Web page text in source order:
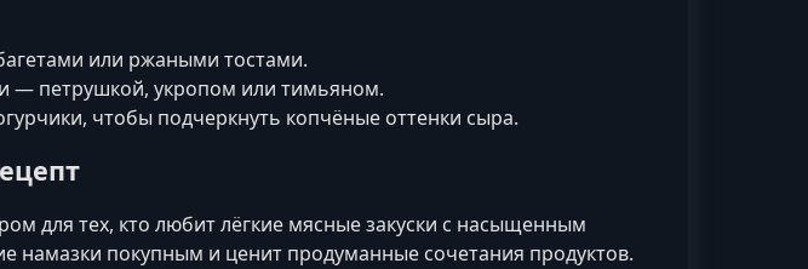
или ржаными тостами.
— петрушкой, укропом или тимьяном.
чтобы подчеркнуть копчёные оттенки сыра.
для тех, кто любит лёгкие мясные закуски с насыщенным
намазки покупным и ценит продуманные сочетания продуктов.